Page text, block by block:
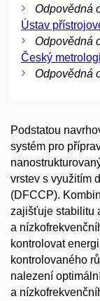
Odpovědná
Ústav
Odpovědná
Český
Odpovědná
Podstatou
systém pro
vrstev s využitím
(DFCCP).
zajišťuje stabilitu
a
kontrolovat
kontrolovaného
nalezení
a